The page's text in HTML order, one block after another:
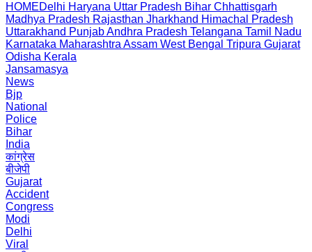
HOMEDelhi Haryana Uttar Pradesh Bihar Chhattisgarh
Madhya Pradesh Rajasthan Jharkhand Himachal Pradesh
Uttarakhand PunjabAndhra Pradesh Telangana Tamil Nadu
Karnataka Maharashtra Assam West Bengal Tripura Gujarat
Odisha Kerala
Jansamasya
News
Bjp
National
Police
Bihar
India
कांग्रेस
बीजेपी
Gujarat
Accident
Congress
Modi
Delhi
Viral